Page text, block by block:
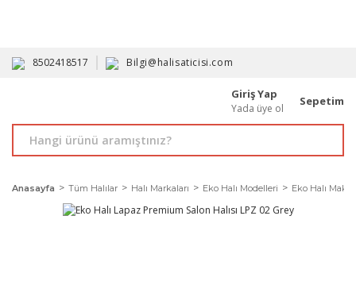
8502418517 Bilgi@halisaticisi.com
Giriş Yap
Yada üye ol
Sepetim
Anasayfa Tüm Halılar Halı Markaları Eko Halı Modelleri Eko Halı